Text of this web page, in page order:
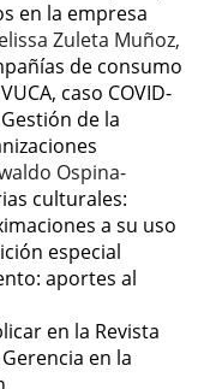
en la empresa
Zuleta Muñoz,
de consumo
caso COVID-
de la
Ospina-
culturales:
a su uso
especial
aportes al
en la Revista
en la